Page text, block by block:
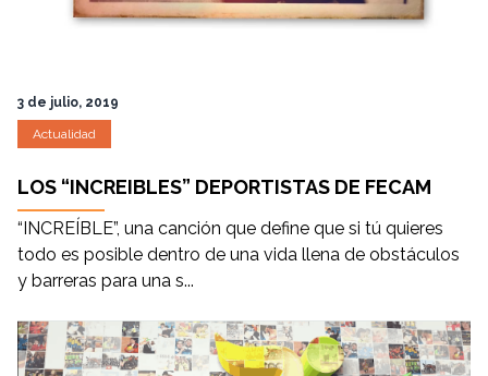
3 de julio, 2019
Actualidad
LOS “INCREIBLES” DEPORTISTAS DE FECAM
“INCREÍBLE”, una canción que define que si tú quieres
todo es posible dentro de una vida llena de obstáculos
y barreras para una s...